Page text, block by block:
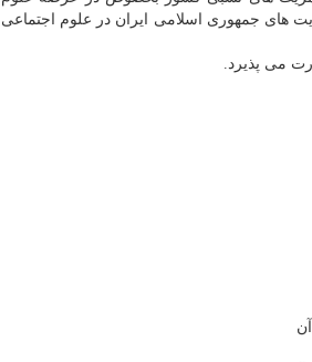
های جمهوری اسلامی ایران در علوم اجتماعی